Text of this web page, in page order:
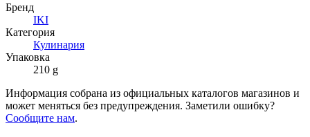
Бренд
IKI
Категория
Кулинария
Упаковка
210 g
Информация собрана из официальных каталогов магазинов и
может меняться без предупреждения. Заметили ошибку?
Сообщите нам.